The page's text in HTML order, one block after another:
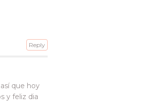
Reply
que hoy
y feliz dia